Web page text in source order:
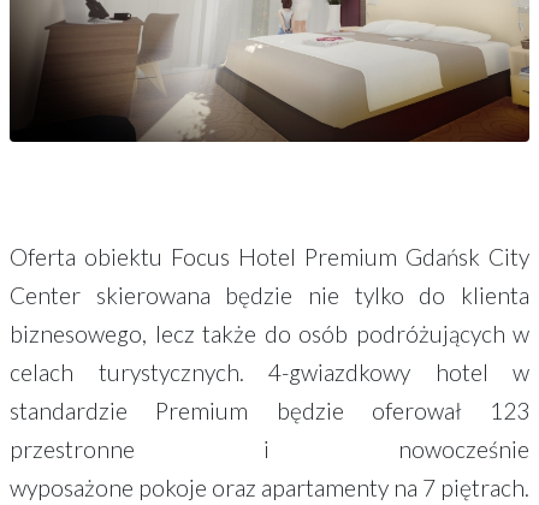
Oferta obiektu Focus Hotel Premium Gdańsk City
Center skierowana będzie nie tylko do klienta
biznesowego, lecz także do osób podróżujących w
celach turystycznych. 4-gwiazdkowy hotel w
standardzie Premium będzie oferował 123
przestronne i nowocześnie
wyposażone pokoje oraz apartamenty na 7 piętrach.